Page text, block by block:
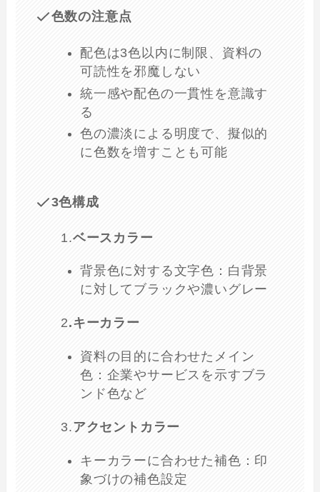
色数の注意点
配色は3色以内に制限、資料の
可読性を邪魔しない
統一感や配色の一貫性を意識す
る
色の濃淡による明度で、擬似的
に色数を増すことも可能
3色構成
1.ベースカラー
背景色に対する文字色：白背景
に対してブラックや濃いグレー
2.キーカラー
資料の目的に合わせたメイン
色：企業やサービスを示すブラ
ンド色など
3.アクセントカラー
キーカラーに合わせた補色：印
象づけの補色設定